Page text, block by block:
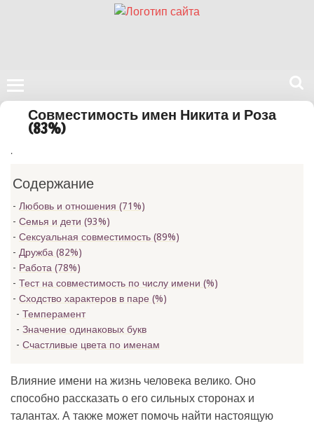
Поиск
сайте
Совместимость имен Никита и Роза
(83%)
.
Содержание
Любовь и отношения (71%)
Семья и дети (93%)
Сексуальная совместимость (89%)
Дружба (82%)
Работа (78%)
Тест на совместимость по числу имени (%)
Сходство характеров в паре (%)
Темперамент
Значение одинаковых букв
Счастливые цвета по именам
Влияние имени на жизнь человека велико. Оно
способно рассказать о его сильных сторонах и
талантах. А также может помочь найти настоящую